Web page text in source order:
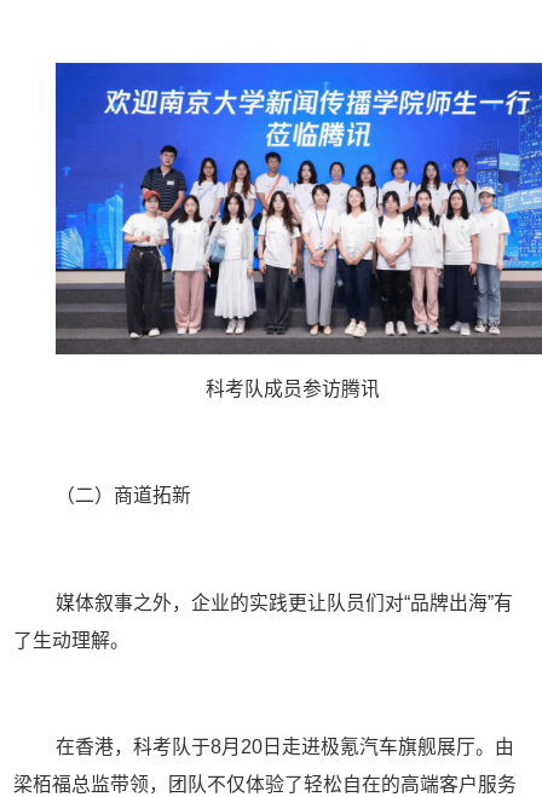
科考队成员参访腾讯
（二） 商道拓新
媒体叙事之外，企业的实践更让队员们对“品牌出海”有
了生动理解。
在香港，科考队于8月 20 日走进极氪汽车旗舰展厅。由
梁栢福总监带领，团队不仅体验了轻松自在的高端客户服务